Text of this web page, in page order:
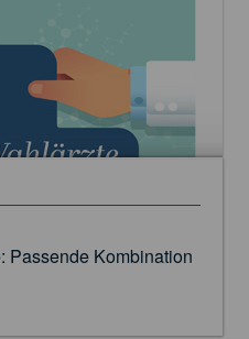
Passende Kombination